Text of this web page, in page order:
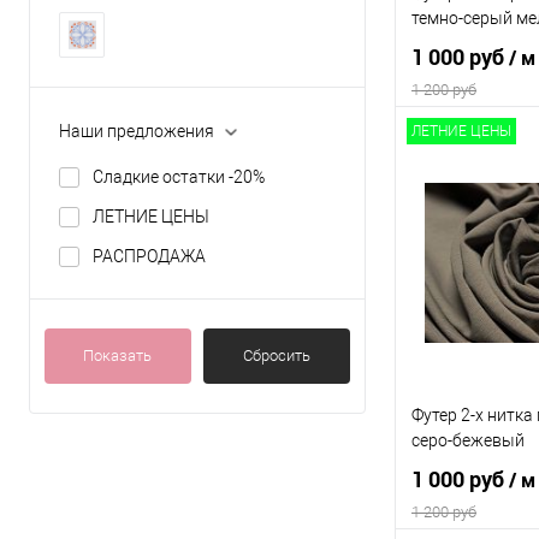
Наши предложения
Сладкие остатки -20%
ЛЕТНИЕ ЦЕНЫ
РАСПРОДАЖА
Показать Сбросить
рулон 180 см,
темно-серый
1 000 руб/ м
1 200 руб
Сравнение
В избранное
Выбрать
Заказать
250 гр/м2, 75%
лайкра, рулон
Турция
ЛЕТНИЕ ЦЕНЫ
Футер 2-х нитка
серо-бежевый
1 000 руб/ м
1 200 руб